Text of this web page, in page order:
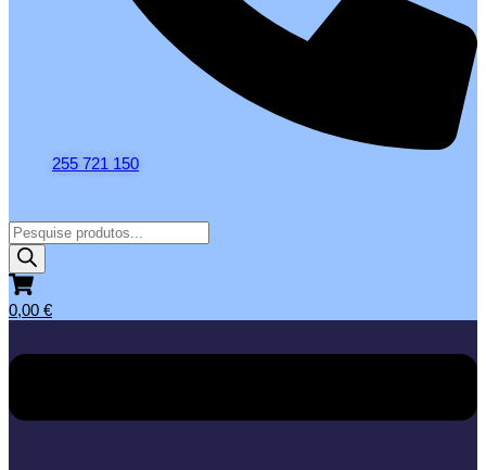
255 721 150
Products
search
0,00 €